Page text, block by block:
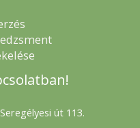
út 113.